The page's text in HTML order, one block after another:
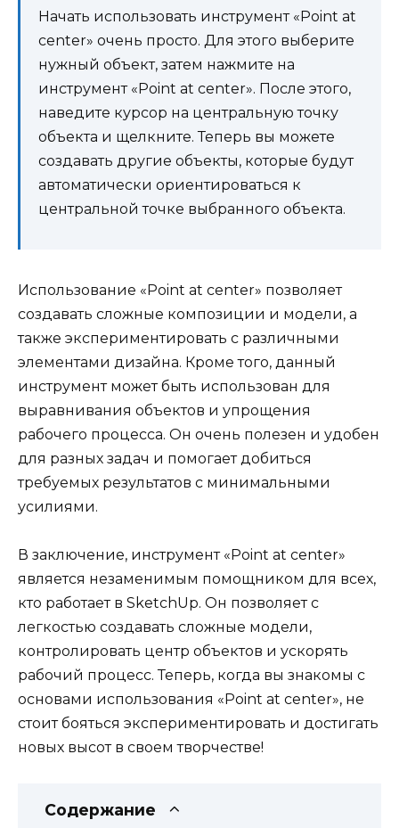
Начать использовать инструмент «Point at
center» очень просто. Для этого выберите
нужный объект, затем нажмите на
инструмент «Point at center». После этого,
наведите курсор на центральную точку
объекта и щелкните. Теперь вы можете
создавать другие объекты, которые будут
автоматически ориентироваться к
центральной точке выбранного объекта.
Использование «Point at center» позволяет
создавать сложные композиции и модели, а
также экспериментировать с различными
элементами дизайна. Кроме того, данный
инструмент может быть использован для
выравнивания объектов и упрощения
рабочего процесса. Он очень полезен и удобен
для разных задач и помогает добиться
требуемых результатов с минимальными
усилиями.
В заключение, инструмент «Point at center»
является незаменимым помощником для всех,
кто работает в SketchUp. Он позволяет с
легкостью создавать сложные модели,
контролировать центр объектов и ускорять
рабочий процесс. Теперь, когда вы знакомы с
основами использования «Point at center», не
стоит бояться экспериментировать и достигать
новых высот в своем творчестве!
Содержание